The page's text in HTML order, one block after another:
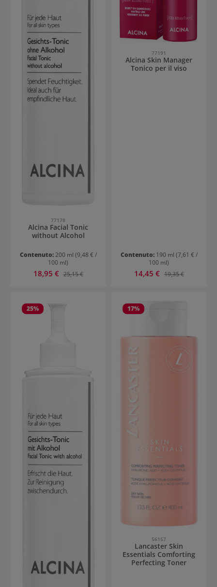
77178
Alcina Facial Tonic
without Alcohol
Contenuto:200 ml (9,48 € /
100 ml)
Prezzo di vendita:
18,95 € Prezzo normale:
25,15 €
77191
Alcina Skin Manager
Tonico per il viso
Contenuto: 190 ml (7,61 € /
100 ml)
Prezzo di vendita:
14,45 € Prezzo normale:
19,35 €
25% 17%
56157
Lancaster Skin
Essentials Comforting
Perfecting Toner